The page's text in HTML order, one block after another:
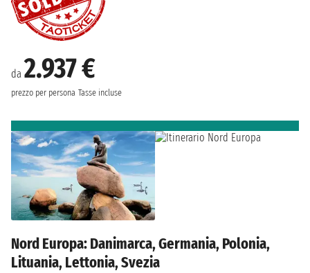
da 2.937 €
prezzo per persona Tasse incluse
Nord Europa: Danimarca, Germania, Polonia,
Lituania, Lettonia, Svezia